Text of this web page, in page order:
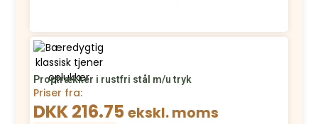
Proptrækker i rustfri stål m/u tryk
Priser fra:
DKK 216.75ekskl. moms